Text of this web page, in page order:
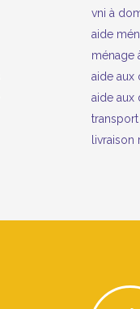
vni à
aide
ménage
aide aux
aide aux
livraison